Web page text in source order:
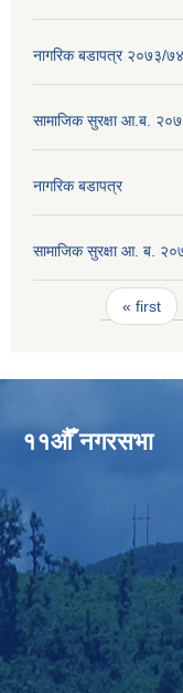
नागरिक बडापत्र २०७३/७४
सामाजिक सुरक्षा आ.ब.
नागरिक बडापत्र
सामाजिक सुरक्षा आ. ब.
Pages« first
११औँ नगरसभा